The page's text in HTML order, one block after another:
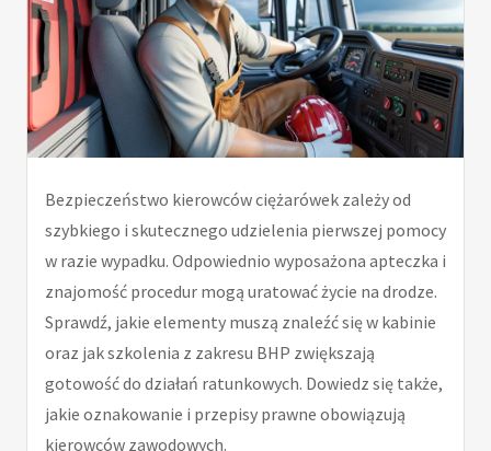
Bezpieczeństwo kierowców ciężarówek zależy od
szybkiego i skutecznego udzielenia pierwszej pomocy
w razie wypadku. Odpowiednio wyposażona apteczka i
znajomość procedur mogą uratować życie na drodze.
Sprawdź, jakie elementy muszą znaleźć się w kabinie
oraz jak szkolenia z zakresu BHP zwiększają
gotowość do działań ratunkowych. Dowiedz się także,
jakie oznakowanie i przepisy prawne obowiązują
kierowców zawodowych.